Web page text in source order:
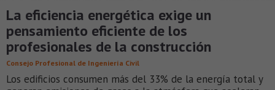
La eficiencia energética exige un
pensamiento eficiente de los
profesionales de la construcción
Consejo Profesional de Ingeniería Civil
Los edificios consumen más del 33% de la energía total y